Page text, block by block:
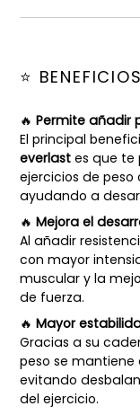
⭐
🔥 Permite añadir
El principal
everlast es que te
ejercicios de
ayudando a
🔥 Mejora el
Al añadir
con mayor
muscular y la
de fuerza.
🔥 Mayor
Gracias a su
peso se
evitando
del ejercicio.